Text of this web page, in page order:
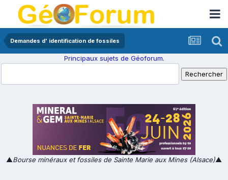
Demandes d' identification de fossiles
Principaux sujets de Géoforum.
▲Bourse minéraux et fossiles de Sainte Marie aux Mines (Alsace)▲